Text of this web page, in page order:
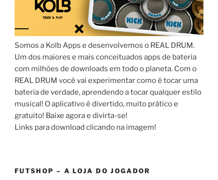
Somos a Kolb Apps e desenvolvemos o REAL DRUM.
Um dos maiores e mais conceituados apps de bateria
com milhões de downloads em todo o planeta. Com o
REAL DRUM você vai experimentar como é tocar uma
bateria de verdade, aprendendo a tocar qualquer estilo
musical! O aplicativo é divertido, muito prático e
gratuito! Baixe agora e divirta-se!
Links para download clicando na imagem!
FUTSHOP – A LOJA DO JOGADOR